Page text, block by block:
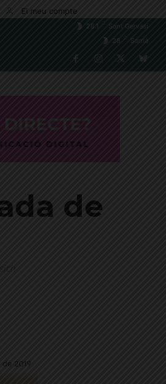
El meu compte
28.1
Sant Gervasi
28
Sarrià
de
2019